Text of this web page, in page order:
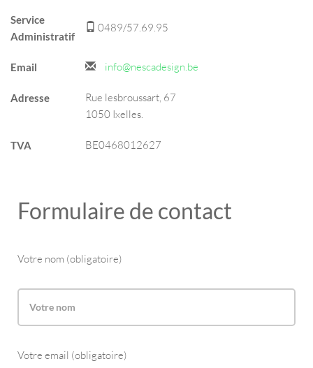
Service
Administratif
0489/57.69.95
Email info@nescadesign.be
Adresse
Rue lesbroussart, 67
1050 Ixelles.
TVA BE0468012627
Formulaire de contact
Votre nom (obligatoire)
Votre email (obligatoire)